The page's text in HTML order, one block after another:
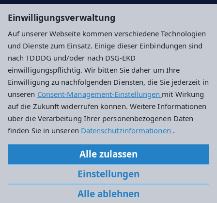
Einwilligungsverwaltung
Auf unserer Webseite kommen verschiedene Technologien
und Dienste zum Einsatz. Einige dieser Einbindungen sind
nach TDDDG und/oder nach DSG-EKD
einwilligungspflichtig. Wir bitten Sie daher um Ihre
Einwilligung zu nachfolgenden Diensten, die Sie jederzeit in
unseren Consent-Management-Einstellungen mit Wirkung
auf die Zukunft widerrufen können. Weitere Informationen
über die Verarbeitung Ihrer personenbezogenen Daten
finden Sie in unseren Datenschutzinformationen .
Alle zulassen
Einstellungen
Alle ablehnen
Evangelische Kirche in Hessen und Nassau
Cookie-Einstellungen
Evangelische Kirchengemeinde Friedrichsdorf
Hugenottenstraße 92
61381 Friedrichsdorf
kirchengemeinde.friedrichsdorf@ekhn.de